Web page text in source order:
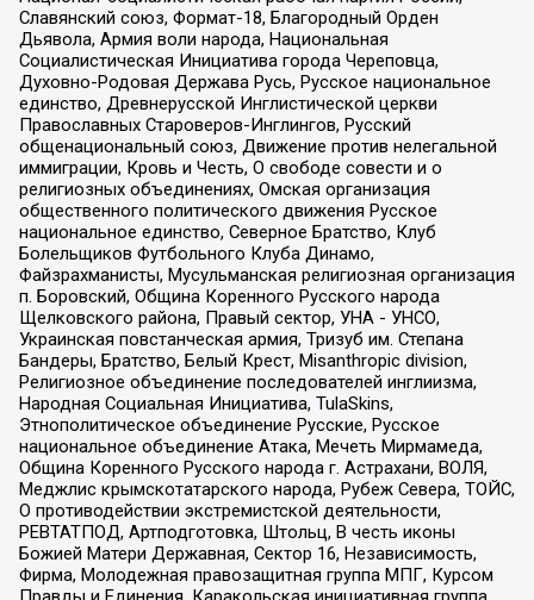
Славянский союз, Формат-18, Благородный Орден
Дьявола, Армия воли народа, Национальная
Социалистическая Инициатива города Череповца,
Духовно-Родовая Держава Русь, Русское национальное
единство, Древнерусской Инглистической церкви
Православных Староверов-Инглингов, Русский
общенациональный союз, Движение против нелегальной
иммиграции, Кровь и Честь, О свободе совести и о
религиозных объединениях, Омская организация
общественного политического движения Русское
национальное единство, Северное Братство, Клуб
Болельщиков Футбольного Клуба Динамо,
Файзрахманисты, Мусульманская религиозная организация
п. Боровский, Община Коренного Русского народа
Щелковского района, Правый сектор, УНА - УНСО,
Украинская повстанческая армия, Тризуб им. Степана
Бандеры, Братство, Белый Крест, Misanthropic division,
Религиозное объединение последователей инглиизма,
Народная Социальная Инициатива, TulaSkins,
Этнополитическое объединение Русские, Русское
национальное объединение Атака, Мечеть Мирмамеда,
Община Коренного Русского народа г. Астрахани, ВОЛЯ,
Меджлис крымскотатарского народа, Рубеж Севера, ТОЙС,
О противодействии экстремистской деятельности,
РЕВТАТПОД, Артподготовка, Штольц, В честь иконы
Божией Матери Державная, Сектор 16, Независимость,
Фирма, Молодежная правозащитная группа МПГ, Курсом